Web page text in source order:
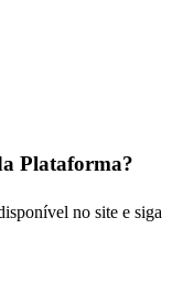
Plataforma?
no site e siga